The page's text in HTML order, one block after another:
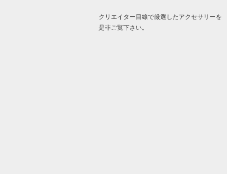
クリエイター目線で厳選したアクセサリーを
是非ご覧下さい。